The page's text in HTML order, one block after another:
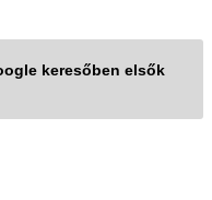
keresőben elsők